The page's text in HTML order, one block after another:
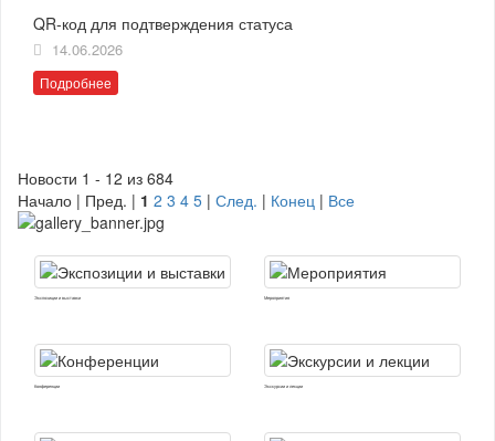
QR-код для подтверждения статуса
14.06.2026
Подробнее
Новости 1 - 12 из 684
Начало | Пред. | 1 2 3 4 5 | След. | Конец | Все
Экспозиции и выставки Мероприятия
Конференции Экскурсии и лекции